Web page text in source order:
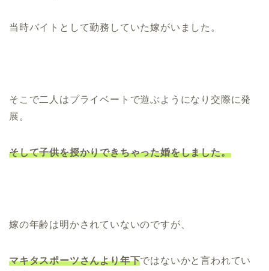
当時バイトとして勤務していた嫁がいました。
そこで二人はプライベートで遊ぶようになり交際に発
展。
そして子供を授かりできちゃった婚をしました。
嫁の年齢は明かされていないのですが、
マキタスポーツさんより年下ではないかと言われてい